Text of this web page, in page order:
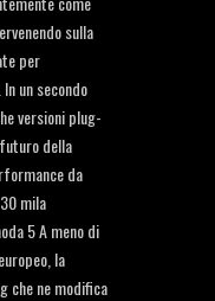
sulla
per
un secondo
versioni plug-
della
da
mila
5 A meno di
la
che ne modifica